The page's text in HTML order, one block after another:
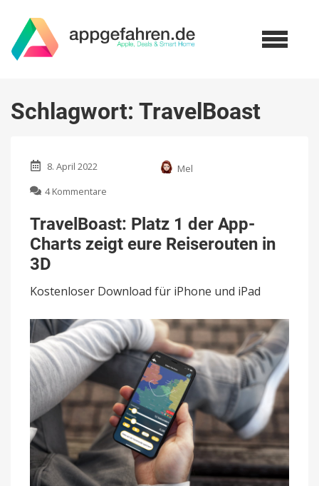
Schlagwort: TravelBoast
8. April 2022
Mel
4 Kommentare
Platz
1
der
zeigt
eure
in
3D
TravelBoast: Platz 1 der App-
Charts zeigt eure Reiserouten in
3D
Kostenloser Download für iPhone und iPad